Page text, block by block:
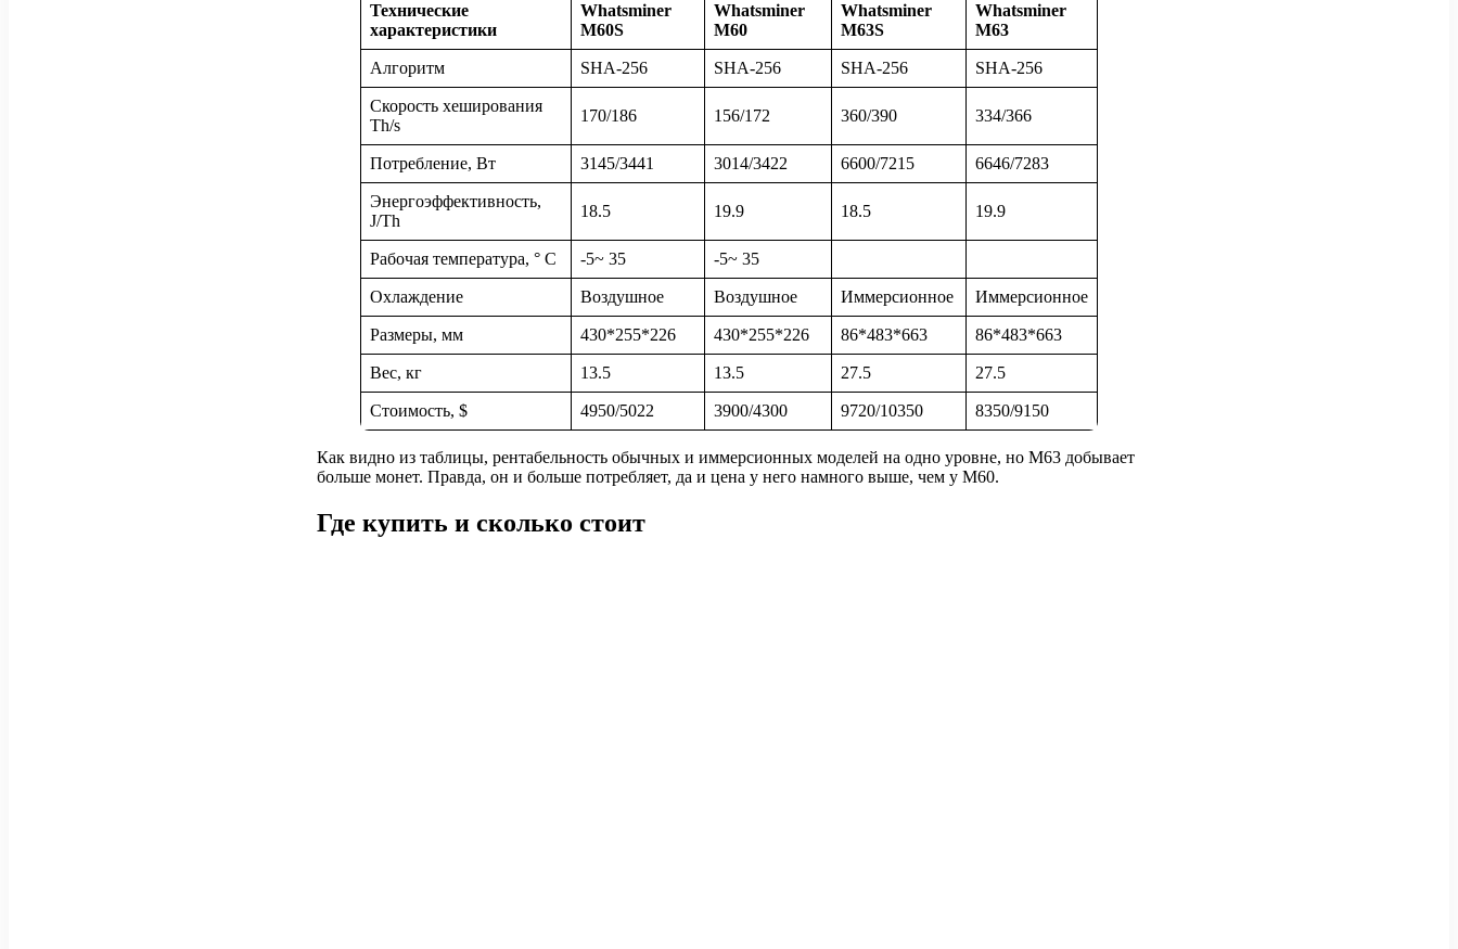
Технические
характеристики
Whatsminer
M60S
Whatsminer
M60
Whatsminer
M63S
Whatsminer
M63
Алгоритм SHA-256 SHA-256 SHA-256 SHA-256
Скорость хеширования
Th/s
170/186 156/172 360/390 334/366
Потребление, Вт 3145/3441 3014/3422 6600/7215 6646/7283
Энергоэффективность,
J/Th
18.5 19.9 18.5 19.9
Рабочая температура, ° C -5~ 35 -5~ 35
Охлаждение Воздушное Воздушное Иммерсионное Иммерсионное
Размеры, мм 430*255*226 430*255*226 86*483*663 86*483*663
Вес, кг 13.5 13.5 27.5 27.5
Стоимость, $ 4950/5022 3900/4300 9720/10350 8350/9150
Как видно из таблицы, рентабельность обычных и иммерсионных моделей на одно уровне, но M63 добывает
больше монет. Правда, он и больше потребляет, да и цена у него намного выше, чем у M60.
Где купить и сколько стоит